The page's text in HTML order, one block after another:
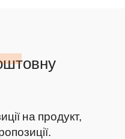
на продукт,